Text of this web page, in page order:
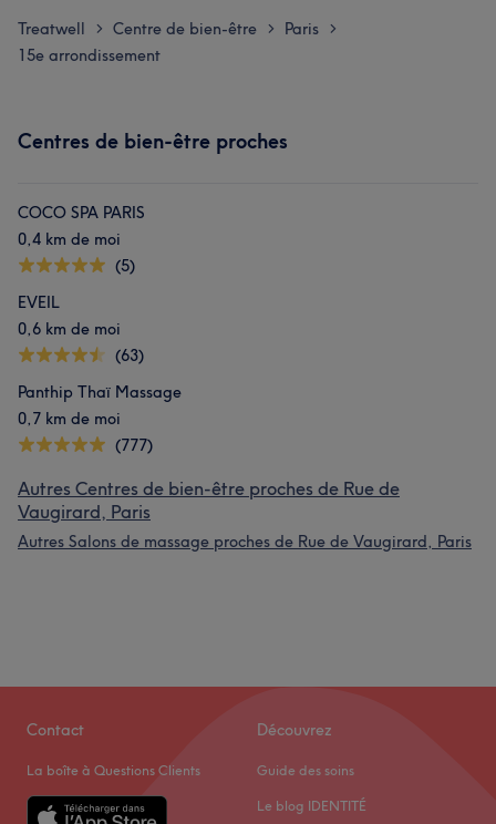
Treatwell > Centre de bien-être > Paris >
15e arrondissement
Centres de bien-être proches
COCO SPA PARIS
0,4 km de moi
(5)
EVEIL
0,6 km de moi
(63)
Panthip Thaï Massage
0,7 km de moi
(777)
Autres Centres de bien-être proches de Rue de
Vaugirard, Paris
Autres Salons de massage proches de Rue de Vaugirard, Paris
Contact
La boîte à Questions Clients
Découvrez
Guide des soins
Le blog IDENTITÉ